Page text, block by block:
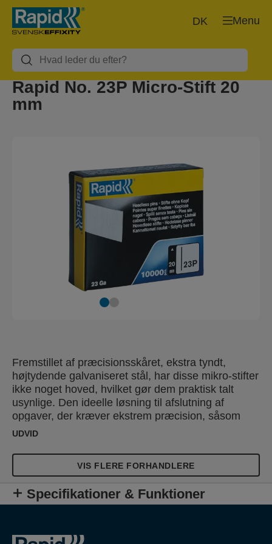
Menu
DK
Rapid No. 23P Micro-Stift 20
mm
Fremstillet af præcisionsskåret, ekstra tyndt,
højtydende galvaniseret stål, har disse mikro-stifter
ikke noget hoved, hvilket gør dem praktisk talt
usynlige. Den ideelle løsning til afslutning af
opgaver, der kræver ekstrem præcision, såsom
tynde lister, dør- og vindues inddækning,
UDVID
VIS FLERE FORHANDLERE
Specifikationer & Funktioner